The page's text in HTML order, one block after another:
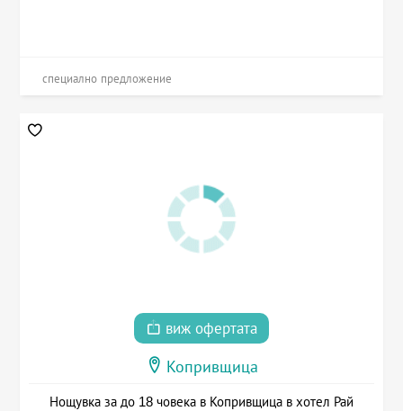
специално предложение
виж офертата
Копривщица
Нощувка за до 18 човека в Копривщица в хотел Рай